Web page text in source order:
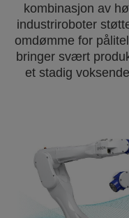
kombinasjon av
industriroboter
omdømme for
bringer svært
et stadig